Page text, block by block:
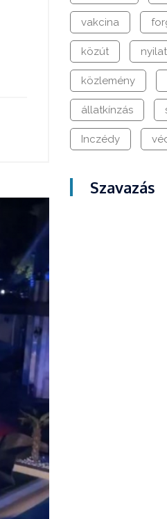
vakcina
közút
közlemény
állatkínzás
Inczédy
Szavazás